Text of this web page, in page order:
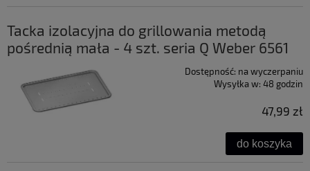
Tacka izolacyjna do grillowania metodą
pośrednią mała - 4 szt. seria Q Weber 6561
Dostępność: na wyczerpaniu
Wysyłka w: 48 godzin
47,99 zł
do koszyka